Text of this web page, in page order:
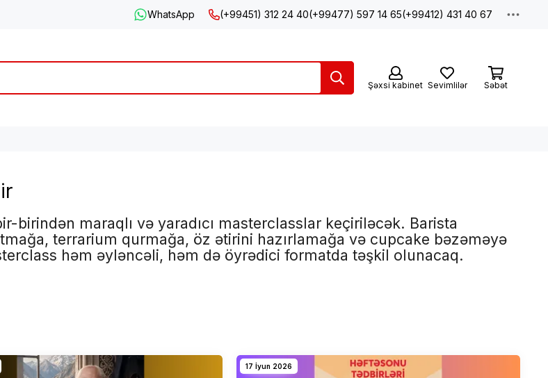
WhatsApp (+99451) 312 24 40(+99477) 597 14 65(+99412) 431 40 67
Şəxsi kabinet Sevimlilər Səbət
birindən maraqlı və yaradıcı masterclasslar keçiriləcək. Barista
terrarium qurmağa, öz ətirini hazırlamağa və cupcake bəzəməyə
həm əyləncəli, həm də öyrədici formatda təşkil olunacaq.
17 İyun 2026